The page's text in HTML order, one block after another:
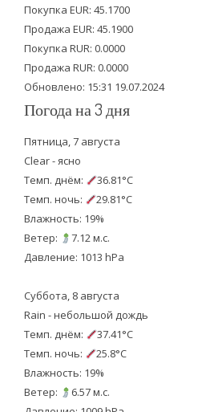
e
r
o
o
k
b
e
Покупка EUR: 45.1700
Продажа EUR: 45.1900
Покупка RUR: 0.0000
Продажа RUR: 0.0000
Обновлено: 15:31 19.07.2024
Погода на 3 дня
Пятница, 7 августа
Clear - ясно
Темп. днём:
36.81°C
Темп. ночь:
29.81°C
Влажность: 19%
Ветер:
7.12 м.с.
Давление: 1013 hPa
Суббота, 8 августа
Rain - небольшой дождь
Темп. днём:
37.41°C
Темп. ночь:
25.8°C
Влажность: 19%
Ветер:
6.57 м.с.